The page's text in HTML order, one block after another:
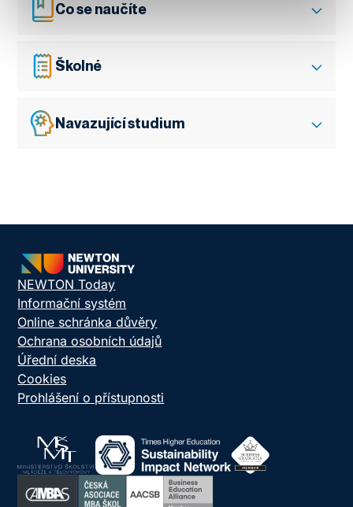
Co se naučíte
Školné
Navazující studium
NEWTON Today
Informační systém
Online schránka důvěry
Ochrana osobních údajů
Úřední deska
Cookies
Prohlášení o přístupnosti